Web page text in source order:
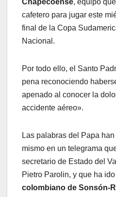
Chapecoense, equipo
cafetero para jugar este
final de la Copa
Nacional.
Por todo ello, el Santo
pena reconociendo
apenado al conocer la
accidente aéreo».
Las palabras del Papa
mismo en un telegrama
secretario de Estado del
Pietro Parolin, y que ha
colombiano de Sonsón-